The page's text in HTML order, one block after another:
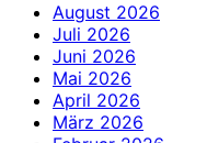
August 2026
Juli 2026
Juni 2026
Mai 2026
April 2026
März 2026